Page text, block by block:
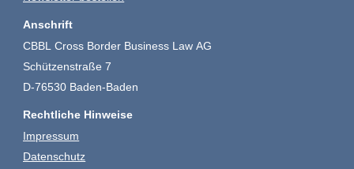
Anschrift
CBBL Cross Border Business Law AG
Schützenstraße 7
D-76530 Baden-Baden
Rechtliche Hinweise
Impressum
Datenschutz